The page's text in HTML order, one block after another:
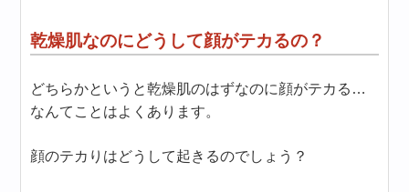
乾燥肌なのにどうして顔がテカるの？
どちらかというと乾燥肌のはずなのに顔がテカる…
なんてことはよくあります。
顔のテカりはどうして起きるのでしょう？